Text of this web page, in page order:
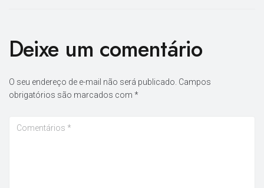
Deixe um comentário
O seu endereço de e-mail não será publicado. Campos
obrigatórios são marcados com *